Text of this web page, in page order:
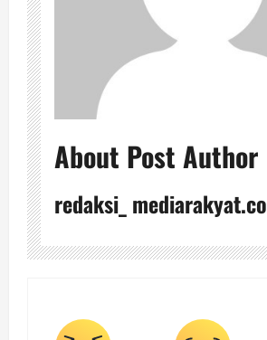
About Post Author
redaksi_ mediarakyat.co